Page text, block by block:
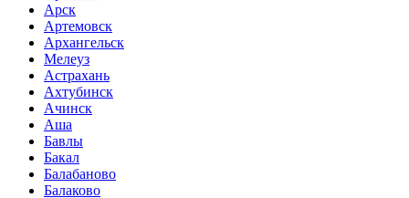
Арск
Артемовск
Архангельск
Мелеуз
Астрахань
Ахтубинск
Ачинск
Аша
Бавлы
Бакал
Балабаново
Балаково